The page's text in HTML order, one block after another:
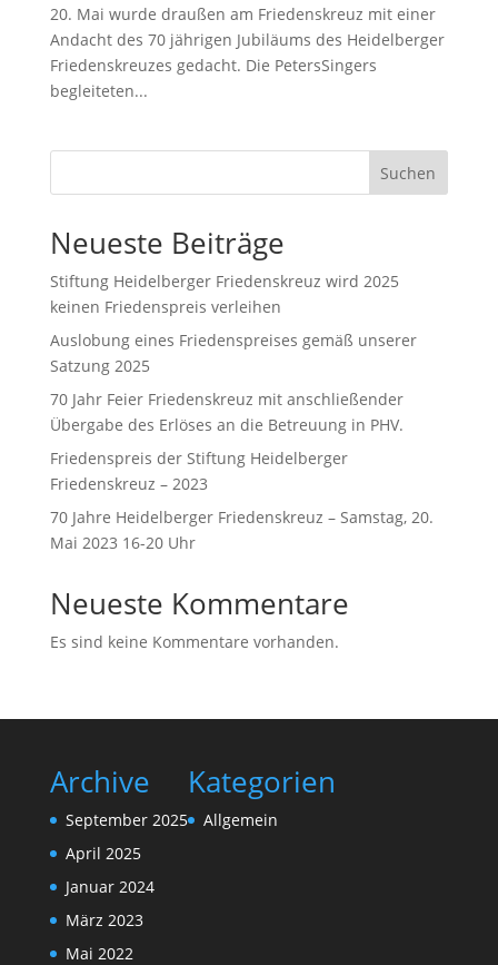
20. Mai wurde draußen am Friedenskreuz mit einer
Andacht des 70 jährigen Jubiläums des Heidelberger
Friedenskreuzes gedacht. Die PetersSingers
begleiteten...
Suchen
Neueste Beiträge
Stiftung Heidelberger Friedenskreuz wird 2025
keinen Friedenspreis verleihen
Auslobung eines Friedenspreises gemäß unserer
Satzung 2025
70 Jahr Feier Friedenskreuz mit anschließender
Übergabe des Erlöses an die Betreuung in PHV.
Friedenspreis der Stiftung Heidelberger
Friedenskreuz – 2023
70 Jahre Heidelberger Friedenskreuz – Samstag, 20.
Mai 2023 16-20 Uhr
Neueste Kommentare
Es sind keine Kommentare vorhanden.
Archive
September 2025
April 2025
Januar 2024
März 2023
Mai 2022
Kategorien
Allgemein